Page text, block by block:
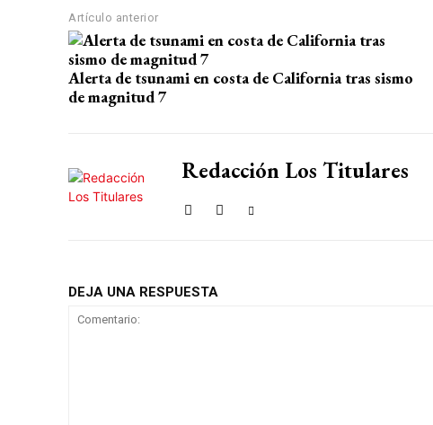
p
p
o
k
Artículo anterior
Alerta de tsunami en costa de California tras sismo
de magnitud 7
Redacción Los Titulares
DEJA UNA RESPUESTA